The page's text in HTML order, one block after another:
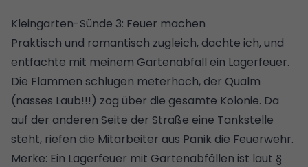
Kleingarten-Sünde 3: Feuer machen
Praktisch und romantisch zugleich, dachte ich, und
entfachte mit meinem Gartenabfall ein Lagerfeuer.
Die Flammen schlugen meterhoch, der Qualm
(nasses Laub!!!) zog über die gesamte Kolonie. Da
auf der anderen Seite der Straße eine Tankstelle
steht, riefen die Mitarbeiter aus Panik die Feuerwehr.
Merke: Ein Lagerfeuer mit Gartenabfällen ist laut §